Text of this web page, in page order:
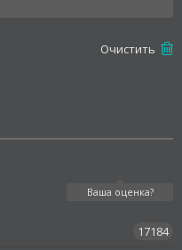
Oчистить
Ваша оценка?
17184